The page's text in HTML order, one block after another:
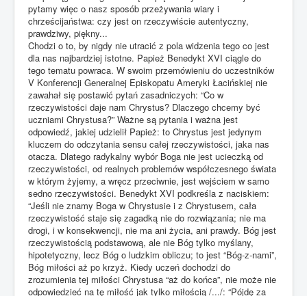
pytamy więc o nasz sposób przeżywania wiary i
chrześcijaństwa: czy jest on rzeczywiście autentyczny,
prawdziwy, piękny...
Chodzi o to, by nigdy nie utracić z pola widzenia tego co jest
dla nas najbardziej istotne. Papież Benedykt XVI ciągle do
tego tematu powraca. W swoim przemówieniu do uczestników
V Konferencji Generalnej Episkopatu Ameryki Łacińskiej nie
zawahał się postawić pytań zasadniczych: “Co w
rzeczywistości daje nam Chrystus? Dlaczego chcemy być
uczniami Chrystusa?” Ważne są pytania i ważna jest
odpowiedź, jakiej udzielił Papież: to Chrystus jest jedynym
kluczem do odczytania sensu całej rzeczywistości, jaka nas
otacza. Dlatego radykalny wybór Boga nie jest ucieczką od
rzeczywistości, od realnych problemów współczesnego świata
w którym żyjemy, a wręcz przeciwnie, jest wejściem w samo
sedno rzeczywistości. Benedykt XVI podkreśla z naciskiem:
“Jeśli nie znamy Boga w Chrystusie i z Chrystusem, cała
rzeczywistość staje się zagadką nie do rozwiązania; nie ma
drogi, i w konsekwencji, nie ma ani życia, ani prawdy. Bóg jest
rzeczywistością podstawową, ale nie Bóg tylko myślany,
hipotetyczny, lecz Bóg o ludzkim obliczu; to jest “Bóg-z-nami”,
Bóg miłości aż po krzyż. Kiedy uczeń dochodzi do
zrozumienia tej miłości Chrystusa “aż do końca”, nie może nie
odpowiedzieć na tę miłość jak tylko miłością /.../: “Pójdę za